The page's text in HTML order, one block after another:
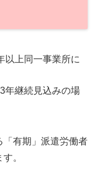
以上同一事業所に
年継続見込みの場
有期」派遣労働者
。